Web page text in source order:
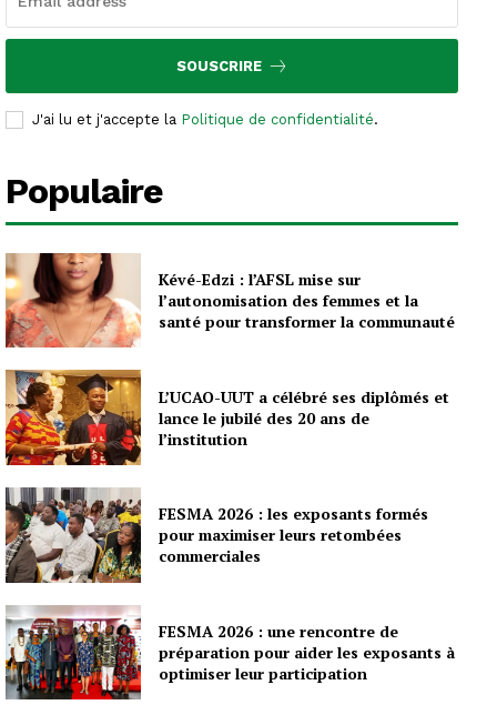
SOUSCRIRE
J'ai lu et j'accepte la Politique de confidentialité.
Populaire
Kévé-Edzi : l’AFSL mise sur
l’autonomisation des femmes et la
santé pour transformer la communauté
L’UCAO-UUT a célébré ses diplômés et
lance le jubilé des 20 ans de
l’institution
FESMA 2026 : les exposants formés
pour maximiser leurs retombées
commerciales
FESMA 2026 : une rencontre de
préparation pour aider les exposants à
optimiser leur participation